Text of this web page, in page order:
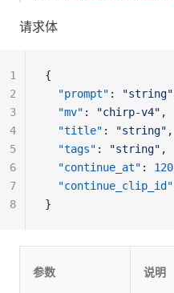
请求体
{
"prompt" : "string"
"mv" : "chirp-v4" ,
"title" : "string" ,
"tags" : "string" ,
"continue_at" : 120
"continue_clip_id"
}
1
2
3
4
5
6
7
8
参数 说明